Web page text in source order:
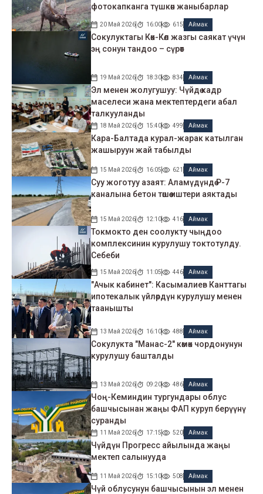
фотокапканга түшкөн жаныбарлар
20 Май 2026 16:00 615 Аймак
Сокулуктагы Көк-Көл жазгы саякат үчүн
эң сонун тандоо – сүрөт
19 Май 2026 18:30 834 Аймак
Эл менен жолугушуу: Чүйдө кадр
маселеси жана мектептердеги абал
талкууланды
18 Май 2026 15:40 499 Аймак
Кара-Балтада курал-жарак катылган
жашыруун жай табылды
15 Май 2026 16:05 621 Аймак
Суу жоготуу азаят: Аламүдүндө Р-7
каналына бетон төшөө иштери аяктады
15 Май 2026 12:10 416 Аймак
Токмокто ден соолукту чыңдоо
комплексинин курулушу токтотулду.
Себеби
15 Май 2026 11:05 446 Аймак
"Ачык кабинет": Касымалиев Канттагы
ипотекалык үйлөрдүн курулушу менен
таанышты
13 Май 2026 16:10 488 Аймак
Сокулукта "Манас-2" көмөк чордонунун
курулушу башталды
13 Май 2026 09:20 486 Аймак
Чоң-Кеминдин тургундары облус
башчысынан жаңы ФАП куруп берүүнү
суранды
11 Май 2026 17:15 520 Аймак
Чүйдүн Прогресс айылында жаңы
мектеп салынууда
11 Май 2026 15:10 508 Аймак
Чүй облусунун башчысынын эл менен